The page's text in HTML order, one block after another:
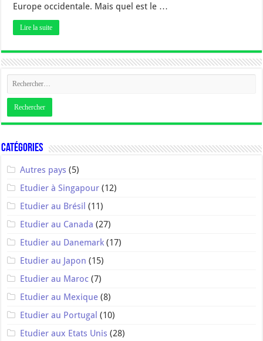
Europe occidentale. Mais quel est le …
Lire la suite
Catégories
Autres pays (5)
Etudier à Singapour (12)
Etudier au Brésil (11)
Etudier au Canada (27)
Etudier au Danemark (17)
Etudier au Japon (15)
Etudier au Maroc (7)
Etudier au Mexique (8)
Etudier au Portugal (10)
Etudier aux Etats Unis (28)